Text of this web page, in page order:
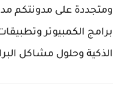
ومتجددة على مدونتكم
برامج الكمبيوتر
الذكية وحلول مشاكل